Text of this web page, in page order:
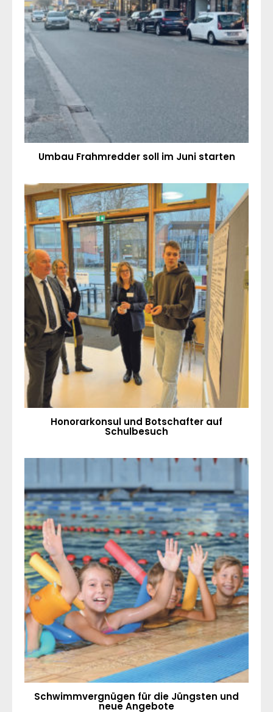
Umbau Frahmredder soll im Juni starten
Honorarkonsul und Botschafter auf
Schulbesuch
Schwimmvergnügen für die Jüngsten und
neue Angebote